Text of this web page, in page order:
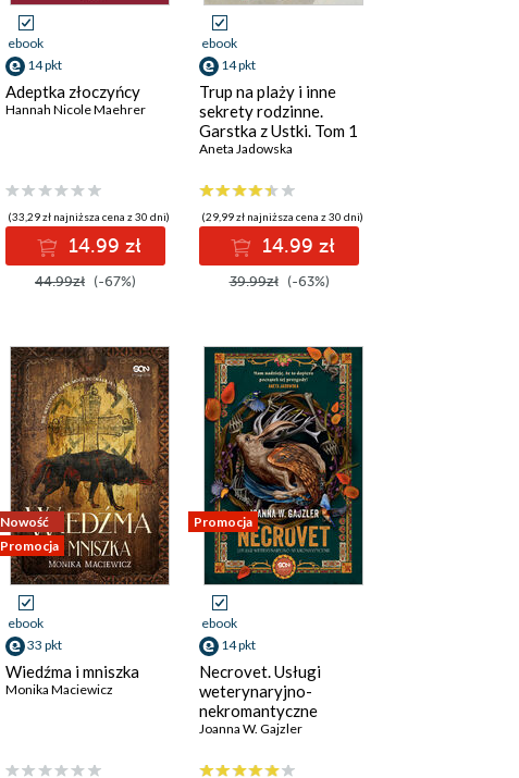
ebook
14 pkt
Adeptka złoczyńcy
Hannah Nicole Maehrer
(33,29 zł najniższa cena z 30 dni)
14.99 zł
44.99zł (-67%)
ebook
14 pkt
Trup na plaży i inne
sekrety rodzinne.
Garstka z Ustki. Tom 1
Aneta Jadowska
(29,99 zł najniższa cena z 30 dni)
14.99 zł
39.99zł (-63%)
Nowość
Promocja
ebook
33 pkt
Wiedźma i mniszka
Monika Maciewicz
Promocja
ebook
14 pkt
Necrovet. Usługi
weterynaryjno-
nekromantyczne
Joanna W. Gajzler